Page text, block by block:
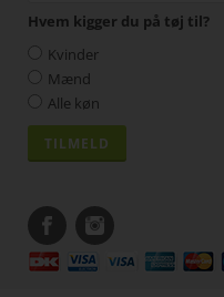
Hvem kigger du på tøj til?
Kvinder
Mænd
Alle køn